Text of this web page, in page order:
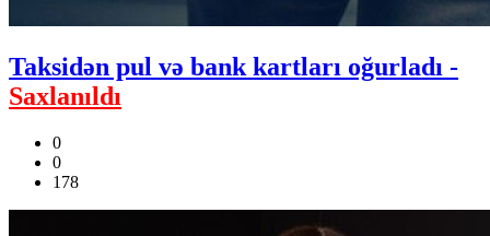
Taksidən pul və bank kartları oğurladı -
Saxlanıldı
0
0
178